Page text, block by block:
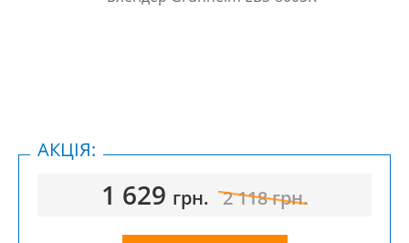
1 629 грн. 2 118грн.
АКЦІЯ: